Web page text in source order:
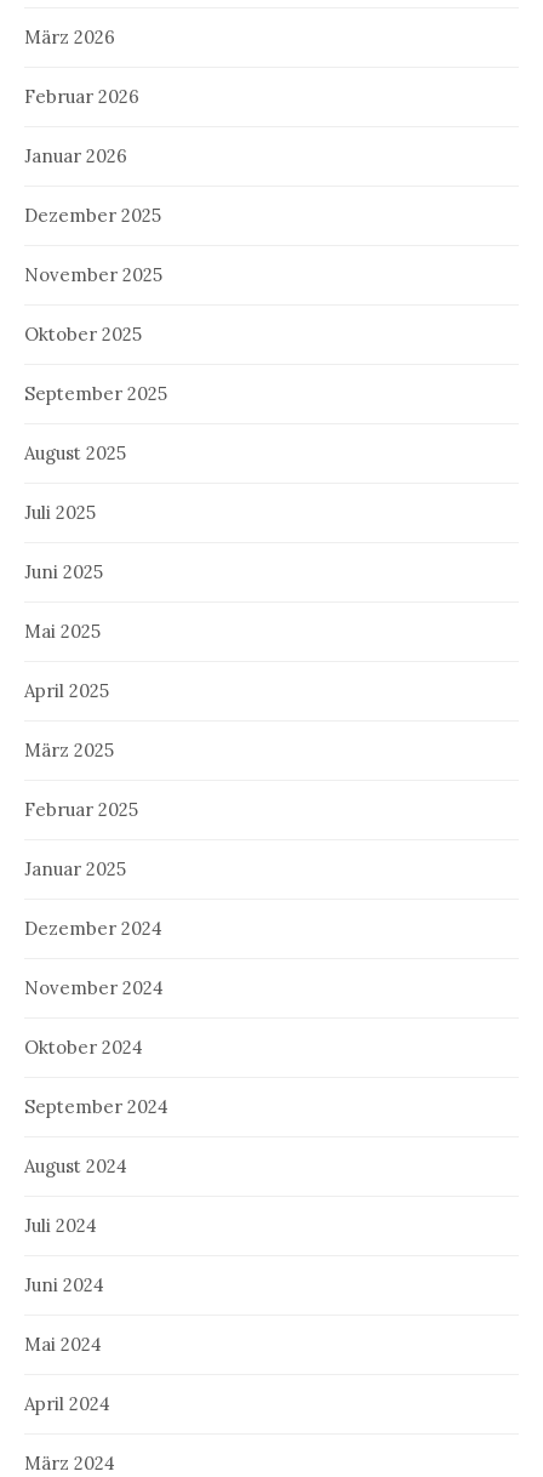
März 2026
Februar 2026
Januar 2026
Dezember 2025
November 2025
Oktober 2025
September 2025
August 2025
Juli 2025
Juni 2025
Mai 2025
April 2025
März 2025
Februar 2025
Januar 2025
Dezember 2024
November 2024
Oktober 2024
September 2024
August 2024
Juli 2024
Juni 2024
Mai 2024
April 2024
März 2024